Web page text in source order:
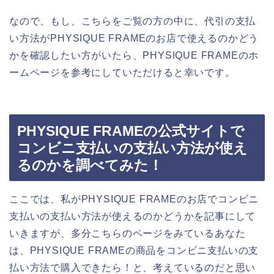
なので、もし、こちらをご覧の方の中に、代引の支払
い方法がPHYSIQUE FRAMEのお店で使えるのかどう
かを確認したい方がいたら、PHYSIQUE FRAMEのホ
ームページを参考にしていただけると幸いです。
PHYSIQUE FRAMEの公式サイトで
コンビニ支払いの支払い方法が使え
るのかを調べてみた！
ここでは、私がPHYSIQUE FRAMEのお店でコンビニ
支払いの支払い方法が使えるのかどうかを記事にして
いきますが、多分こちらのページをみているあなた
は、PHYSIQUE FRAMEの商品をコンビニ支払いの支
払い方法で購入できたら！と、考えているのだと思い